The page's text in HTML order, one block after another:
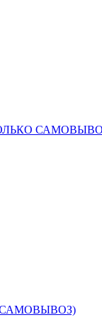
(ТОЛЬКО
САМОВЫВОЗ)